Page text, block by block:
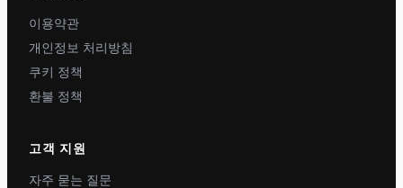
이용약관
개인정보 처리방침
쿠키 정책
환불 정책
고객 지원
자주 묻는 질문